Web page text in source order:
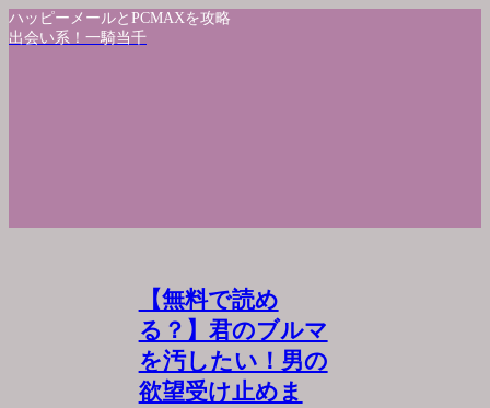
ハッピーメールとPCMAXを攻略
出会い系！一騎当千
【無料で読め
る？】君のブルマ
を汚したい！男の
欲望受け止めま